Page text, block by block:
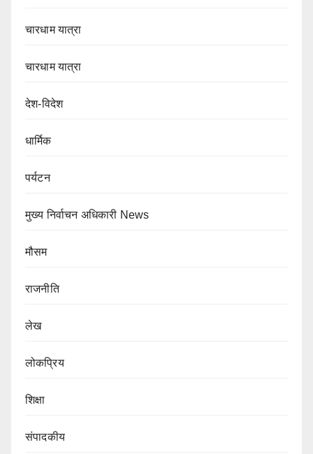
चारधाम यात्रा
चारधाम यात्रा
देश-विदेश
धार्मिक
पर्यटन
मुख्य निर्वाचन अधिकारी News
मौसम
राजनीति
लेख
लोकप्रिय
शिक्षा
संपादकीय